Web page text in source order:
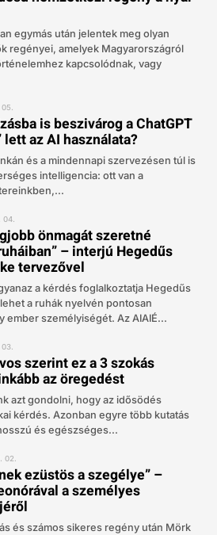
egymás után jelentek meg olyan
regényei, amelyek Magyarországról
kapcsolódnak, vagy
is beszivárog a ChatGPT
lett az AI használata?
és a mindennapi szervezésen túl is
intelligencia: ott van a
04.
önmagát szeretné
– interjú Hegedűs
tervezővel
a kérdés foglalkoztatja Hegedűs
a ruhák nyelvén pontosan
ember személyiségét. Az AIAIÉ...
szerint ez a 3 szokás
az öregedést
azt gondolni, hogy az idősödés
kérdés. Azonban egyre több kutatás
és egészséges...
02.
ezüstös a szegélye” –
a személyes
és számos sikeres regény után Mörk